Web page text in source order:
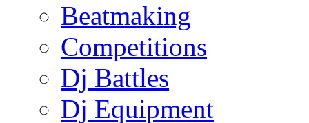
Beatmaking
Competitions
Dj Battles
Dj Equipment